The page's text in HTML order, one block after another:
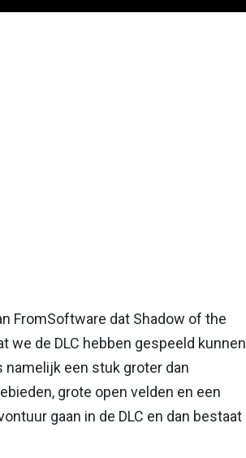
FromSoftware dat Shadow of the
we de DLC hebben gespeeld kunnen
namelijk een stuk groter dan
grote open velden en een
gaan in de DLC en dan bestaat